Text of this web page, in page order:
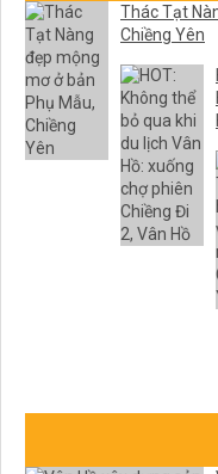
Thác Tạt
Chiềng Yên